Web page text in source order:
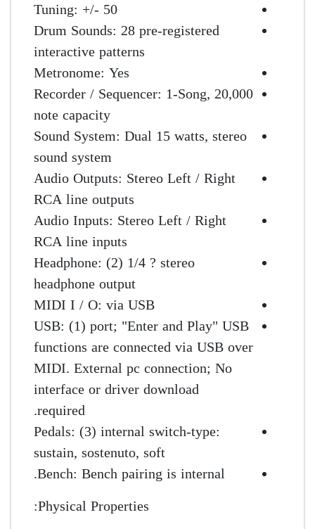
Tuning: +/- 50
Drum Sounds: 28 pre-registered
interactive patterns
Metronome: Yes
Recorder / Sequencer: 1-Song, 20,000
note capacity
Sound System: Dual 15 watts, stereo
sound system
Audio Outputs: Stereo Left / Right
RCA line outputs
Audio Inputs: Stereo Left / Right
RCA line inputs
Headphone: (2) 1/4 ? stereo
headphone output
MIDI I / O: via USB
USB: (1) port; "Enter and Play" USB
functions are connected via USB over
MIDI. External pc connection; No
interface or driver download
required.
Pedals: (3) internal switch-type:
sustain, sostenuto, soft
Bench: Bench pairing is internal.
Physical Properties: